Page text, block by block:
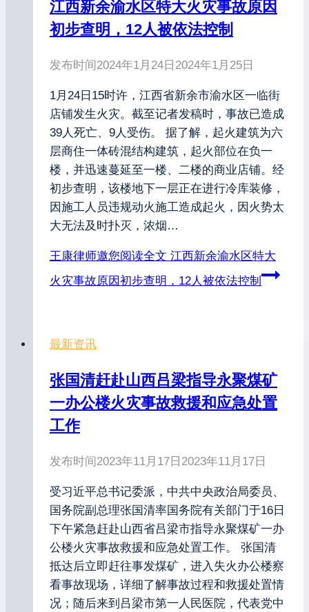
江西新余渝水区特大火灾事故原因
初步查明，12人被依法控制
发布时间2024年1月24日 2024年1月25日
1月24日15时许，江西省新余市渝水区一临街
店铺发生火灾。截至记者发稿时，事故已造成
39人死亡、9人受伤。 据了解，起火建筑为六
层商住一体砖混结构建筑，起火部位在负一
楼，并迅速蔓延至一楼、二楼的商业店铺。经
初步查明，该楼地下一层正在进行冷库装修，
因施工人员违规动火施工造成起火，因火势太
大无法及时扑灭，浓烟…
王康律师邀您阅读全文 江西新余渝水区特大
火灾事故原因初步查明，12人被依法控制
最新资讯
张国清赶赴山西吕梁指导永聚煤矿
一办公楼火灾事故救援和应急处置
工作
发布时间2023年11月17日 2023年11月17日
受习近平总书记委派，中共中央政治局委员、
国务院副总理张国清率国务院有关部门于16日
下午紧急赶赴山西省吕梁市指导永聚煤矿一办
公楼火灾事故救援和应急处置工作。 张国清
抵达后立即赶往事发煤矿，进入失火办公楼察
看事故现场，详细了解事故过程和救援处置情
况；随后来到吕梁市第一人民医院，代表党中